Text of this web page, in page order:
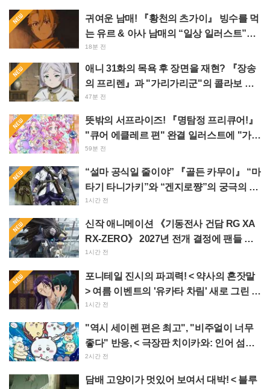
귀여운 남매! 『황천의 츠가이』 빙수를 먹
는 유르 & 아사 남매의 “일상 일러스트”에
“너무 눈부셔서 사멸” “완전 커플이잖
아”라는 반응
18분 전
애니 31화의 목욕 후 장면을 재현? 『장송
의 프리렌』과 "가리가리군"의 콜라보 사
진이 "머리카락 바스타올 감은 스타일"이
라며 화제
47분 전
뜻밖의 서프라이즈! 『명탐정 프리큐어!』
"큐어 에클레르 편" 완결 일러스트에 "가슴
이 뭉클해진다", "제작진의 사랑이 느껴졌
다"
59분 전
“설마 공식일 줄이야” 『골든 카무이』 “마
타기 타니가키”와 “겐지로쨩”의 궁극의 이
지선다에 “둘 다 좋다” 반응 폭발
1시간 전
신작 애니메이션 《기동전사 건담 RG XA
RX-ZERO》 2027년 전개 결정에 팬들 환
호 “망토에 짐승 같은 팔이라니!!” “주인공
1시간 전
포니테일 진시의 파괴력! < 약사의 혼잣말
> 여름 이벤트의 '유카타 차림' 새로 그린 일
러스트에 "진짜 심장 멎을 뻔", "벽화로 남
겨야 한다"
1시간 전
"역시 세이렌 편은 최고", "비주얼이 너무
좋다" 반응, < 극장판 치이카와: 인어 섬의
비밀 > 오늘 7월 24일 개봉
2시간 전
담배 고양이가 멋있어 보여서 대박! < 블루